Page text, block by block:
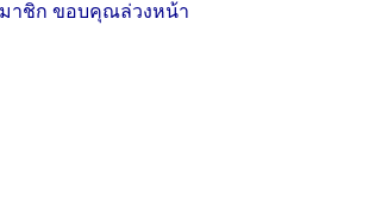
าชิก ขอบคุณล่วงหน้า